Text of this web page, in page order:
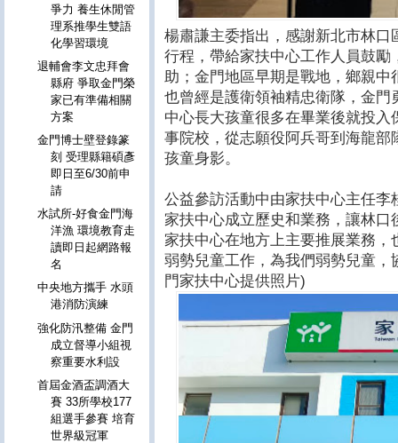
楊肅謙主委指出，感謝新北市林
行程，帶給家扶中心工作人員鼓
助；金門地區早期是戰地，鄉親
也曾經是護衛領袖精忠衛隊，金
中心長大孩童很多在畢業後就投
事院校，從志願役阿兵哥到海龍
孩童身影。
公益參訪活動中由家扶中心主任李
家扶中心成立歷史和業務，讓林
家扶中心在地方上主要推展業務
弱勢兒童工作，為我們弱勢兒童
門家扶中心提供照片)
爭力 養生休閒管
理系推學生雙語
化學習環境
退輔會李文忠拜會
縣府 爭取金門榮
家已有準備相關
方案
金門博士壁登錄篆
刻 受理縣籍碩彥
即日至6/30前申
請
水試所-好食金門海
洋漁 環境教育走
讀即日起網路報
名
中央地方攜手 水頭
港消防演練
強化防汛整備 金門
成立督導小組視
察重要水利設
首屆金酒盃調酒大
賽 33所學校177
組選手參賽 培育
世界級冠軍